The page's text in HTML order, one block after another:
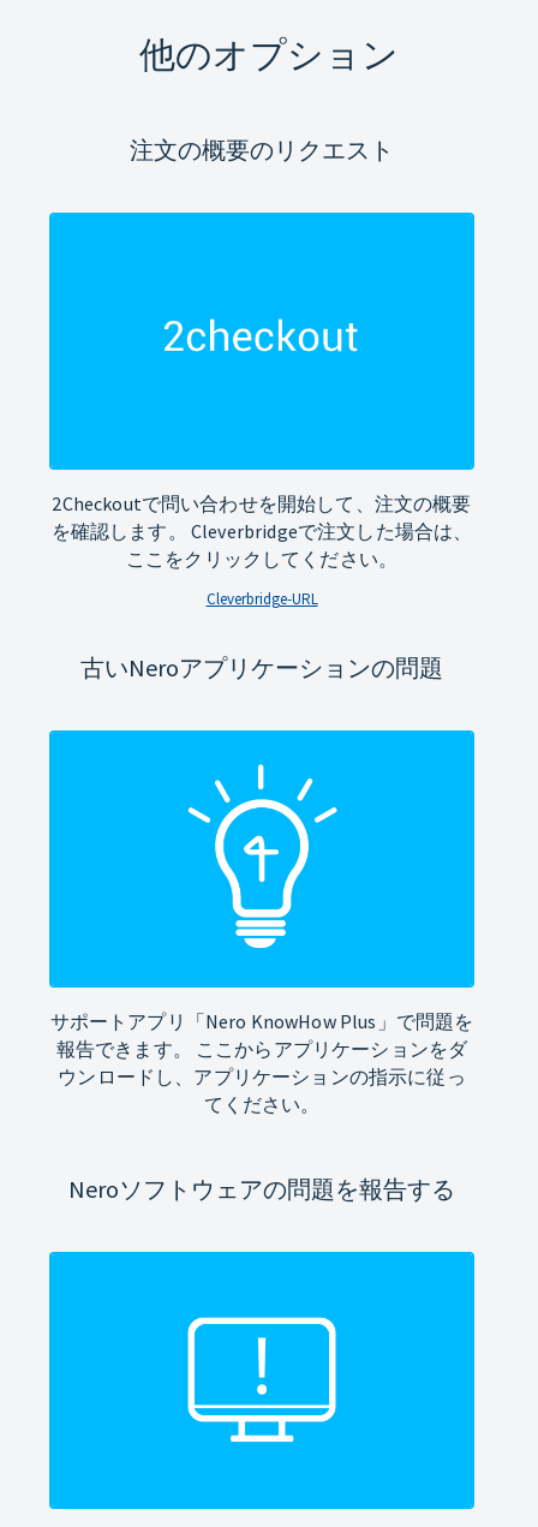
他のオプション
注文の概要のリクエスト
2Checkoutで問い合わせを開始して、注文の概要
を確認します。 Cleverbridgeで注文した場合は、
ここをクリックしてください。
Cleverbridge-URL
古いNeroアプリケーションの問題
サポートアプリ「Nero KnowHow Plus」で問題を
報告できます。 ここからアプリケーションをダ
ウンロードし、アプリケーションの指示に従っ
てください。
Neroソフトウェアの問題を報告する